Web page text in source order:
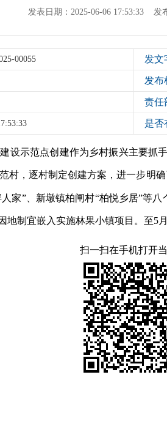
发表日期：2025-06-06 17:53:33 发
00055 发文
发布
责任
是否
设示范点创建作为乡村振兴主要抓
村，逐村制定创建方案，进一步明
家”、新墩镇柏闸村“柏悦乡居”等
地制宜嵌入实施林果小镇项目。至5
扫一扫在手机打开